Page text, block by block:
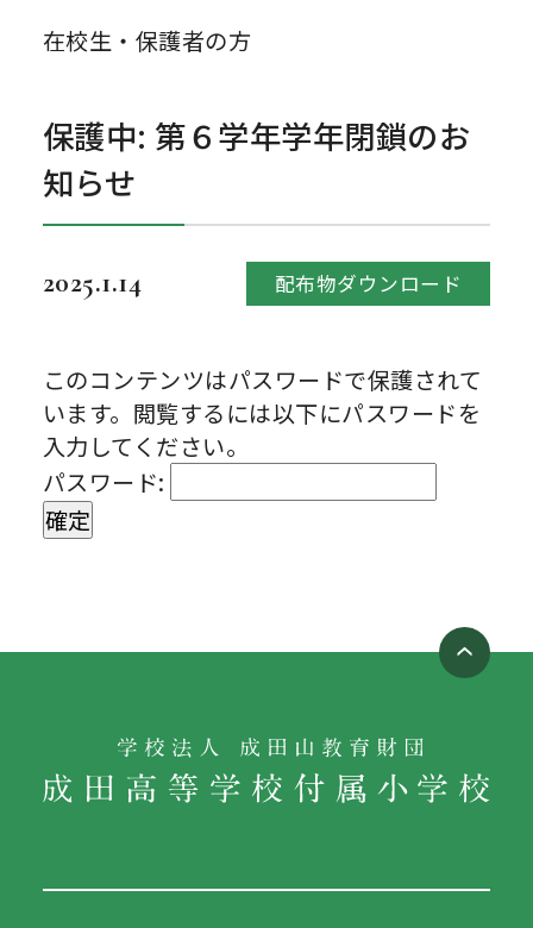
在校生・保護者の方
保護中: 第６学年学年閉鎖のお
知らせ
2025.1.14 配布物ダウンロード
このコンテンツはパスワードで保護されて
います。閲覧するには以下にパスワードを
入力してください。
パスワード: